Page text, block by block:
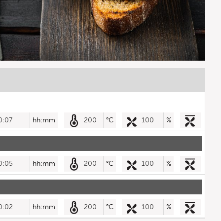
hh:mm 200 °C 100 %
hh:mm 200 °C 100 %
hh:mm 200 °C 100 %